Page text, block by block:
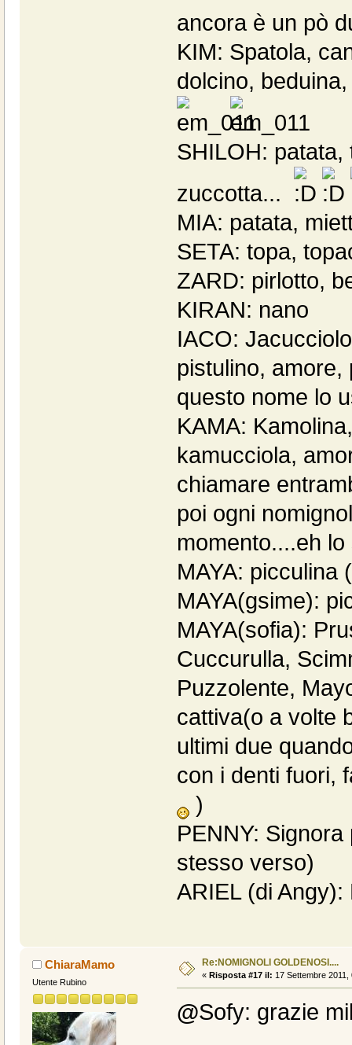
ancora è un pò
KIM: Spatola,
dolcino,
SHILOH: patata,
zuccotta...
MIA: patata,
SETA: topa,
ZARD: pirlotto,
KIRAN: nano
IACO:
pistulino,
questo nome lo
KAMA:
kamucciola,
chiamare
poi ogni
momento....eh
MAYA: picculina
MAYA(gsime):
MAYA(sofia):
Cuccurulla,
Puzzolente,
cattiva(o a volte
ultimi due
con i denti fuori,
)
PENNY:
stesso verso)
ARIEL (di
ChiaraMamo
Utente Rubino
Re:NOMIGNOLI GOLDENOSI....
« Risposta #17 il: 17 Settembre 2011,
@Sofy: grazie